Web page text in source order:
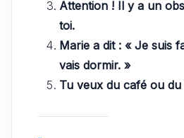
Attention ! Il y a un
toi.
Marie a dit : « Je suis
vais dormir. »
Tu veux du café ou du